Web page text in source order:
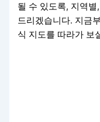
될 수 있도록, 지역
드리겠습니다. 지금
식 지도를 따라가 보